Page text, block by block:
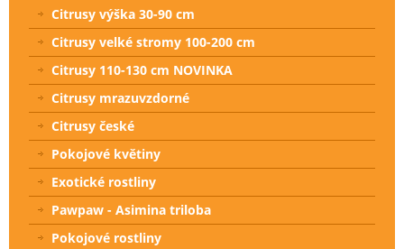
Citrusy výška 30-90 cm
Citrusy velké stromy 100-200 cm
Citrusy 110-130 cm NOVINKA
Citrusy mrazuvzdorné
Citrusy české
Pokojové květiny
Exotické rostliny
Pawpaw - Asimina triloba
Pokojové rostliny